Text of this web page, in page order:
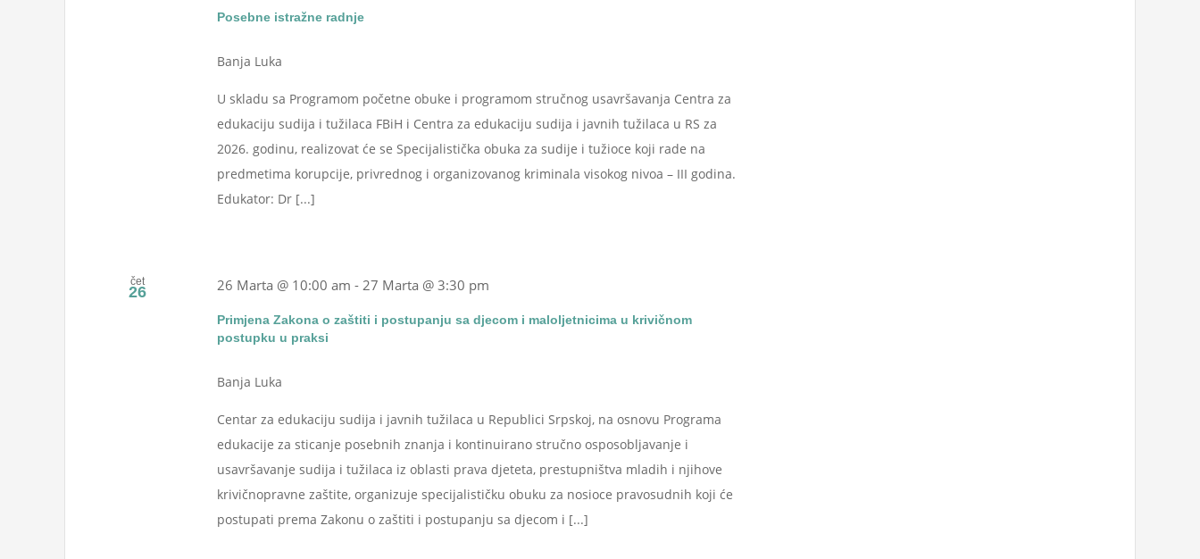
Posebne istražne radnje
Banja Luka
U skladu sa Programom početne obuke i programom stručnog usavršavanja Centra za
edukaciju sudija i tužilaca FBiH i Centra za edukaciju sudija i javnih tužilaca u RS za
2026. godinu, realizovat će se Specijalistička obuka za sudije i tužioce koji rade na
predmetima korupcije, privrednog i organizovanog kriminala visokog nivoa – III godina.
Edukator: Dr [...]
čet
26
Primjena Zakona o zaštiti i postupanju sa djecom i maloljetnicima u krivičnom
postupku u praksi
26 Marta @ 10:00 am -27 Marta @ 3:30 pm
Banja Luka
Centar za edukaciju sudija i javnih tužilaca u Republici Srpskoj, na osnovu Programa
edukacije za sticanje posebnih znanja i kontinuirano stručno osposobljavanje i
usavršavanje sudija i tužilaca iz oblasti prava djeteta, prestupništva mladih i njihove
krivičnopravne zaštite, organizuje specijalističku obuku za nosioce pravosudnih koji će
postupati prema Zakonu o zaštiti i postupanju sa djecom i [...]